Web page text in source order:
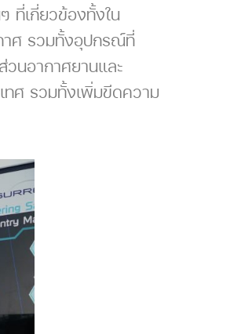
ที่เกี่ยวข้องทั้งใน
าศ รวมทั้งอุปกรณ์ที่
นอากาศยานและ
ทศ รวมทั้งเพิ่มขีดความ